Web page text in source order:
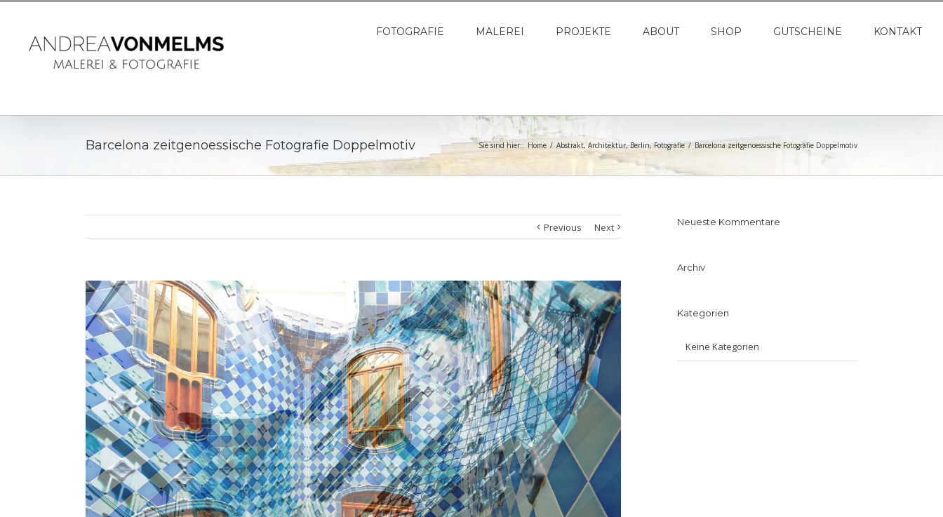
FOTOGRAFIE MALEREI PROJEKTE ABOUT SHOP GUTSCHEINE KONTAKT
Barcelona zeitgenoessische Fotografie Doppelmotiv Sie sind hier:: Home / Abstrakt,Architektur,Berlin,Fotografie / Barcelona zeitgenoessische Fotografie Doppelmotiv
Previous Next Neueste Kommentare
Archiv
Kategorien
Keine Kategorien